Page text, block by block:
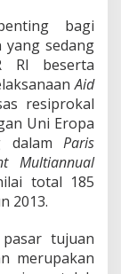
bagi
yang sedang
RI beserta
Aid
resiprokal
Uni Eropa
dalam Paris
Multiannual
total 185
2013.
tujuan
merupakan